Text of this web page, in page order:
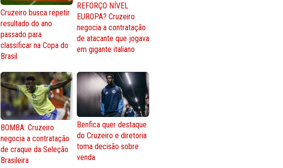
Cruzeiro busca repetir
resultado do ano
passado para
classificar na Copa do
Brasil
REFORÇO NÍVEL
EUROPA? Cruzeiro
negocia a contratação
de atacante que jogava
em gigante italiano
BOMBA: Cruzeiro
negocia a contratação
de craque da Seleção
Brasileira
Benfica quer destaque
do Cruzeiro e diretoria
toma decisão sobre
venda